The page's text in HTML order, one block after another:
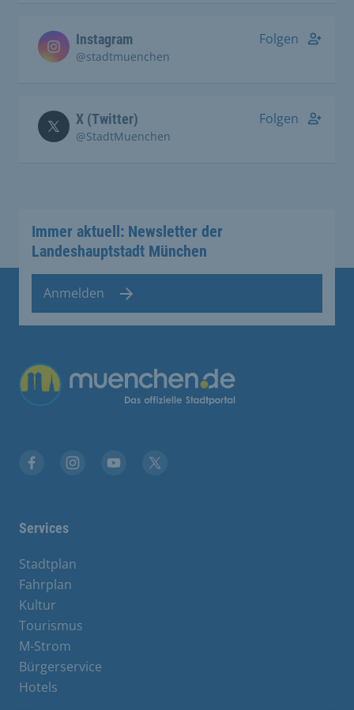
Instagram
@stadtmuenchen
Folgen
X (Twitter)
@StadtMuenchen
Folgen
Immer aktuell: Newsletter der
Landeshauptstadt München
Anmelden
Übergreifende Links
Services
Stadtplan
Fahrplan
Kultur
Tourismus
M-Strom
Bürgerservice
Hotels